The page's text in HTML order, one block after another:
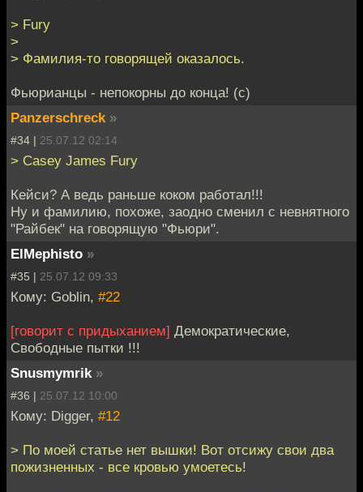
> Fury
>
> Фамилия-то говорящей оказалось.
Фьюрианцы - непокорны до конца! (с)
Panzerschreck »
#34 | 25.07.12 02:14
> Casey James Fury
Кейси? А ведь раньше коком работал!!!
Ну и фамилию, похоже, заодно сменил с невнятного
"Райбек" на говорящую "Фьюри".
ElMephisto »
#35 | 25.07.12 09:33
Кому: Goblin, #22
[говорит с придыханием] Демократические,
Свободные пытки !!!
Snusmymrik »
#36 | 25.07.12 10:00
Кому: Digger, #12
> По моей статье нет вышки! Вот отсижу свои два
пожизненных - все кровью умоетесь!